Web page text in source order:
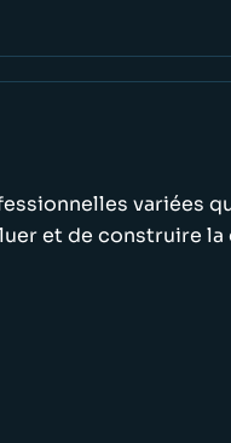
variées
et de construire